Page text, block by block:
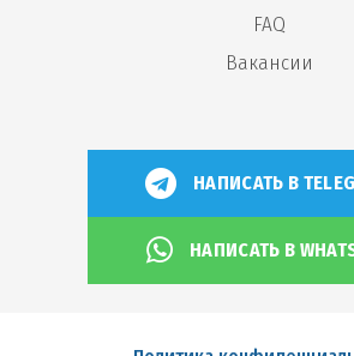
FAQ
Вакансии
НАПИСАТЬ В
НАПИСАТЬ В